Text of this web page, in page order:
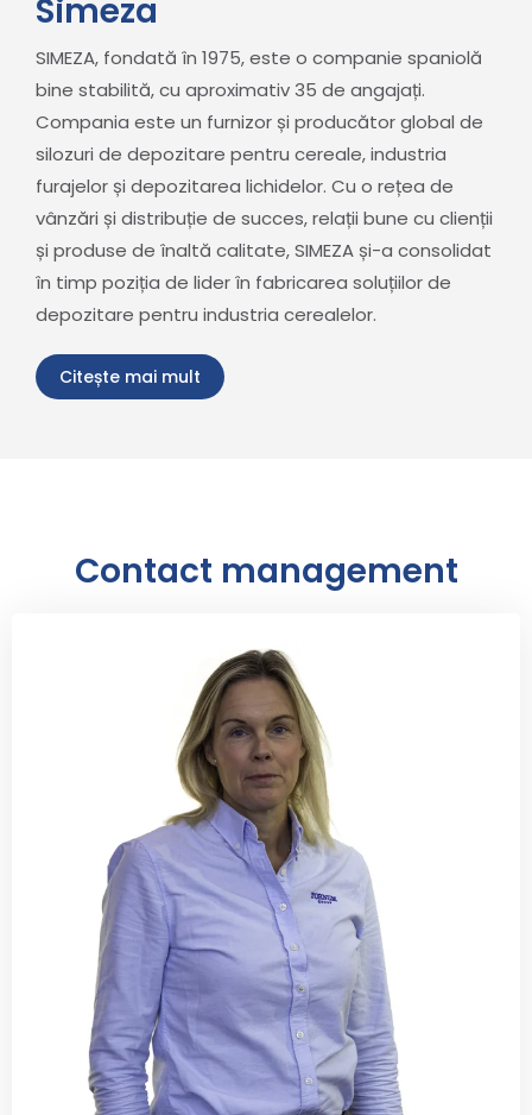
Simeza
SIMEZA, fondată în 1975, este o companie spaniolă
bine stabilită, cu aproximativ 35 de angajați.
Compania este un furnizor și producător global de
silozuri de depozitare pentru cereale, industria
furajelor și depozitarea lichidelor. Cu o rețea de
vânzări și distribuție de succes, relații bune cu clienții
și produse de înaltă calitate, SIMEZA și-a consolidat
în timp poziția de lider în fabricarea soluțiilor de
depozitare pentru industria cerealelor.
Citește mai mult
Contact management